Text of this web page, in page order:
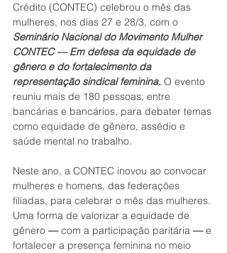
Crédito (CONTEC) celebrou o mês das
mulheres, nos dias 27 e 28/3, com o
Seminário Nacional do Movimento Mulher
CONTEC — Em defesa da equidade de
gênero e do fortalecimento da
representação sindical feminina. O evento
reuniu mais de 180 pessoas, entre
bancárias e bancários, para debater temas
como equidade de gênero, assédio e
saúde mental no trabalho.
Neste ano, a CONTEC inovou ao convocar
mulheres e homens, das federações
filiadas, para celebrar o mês das mulheres.
Uma forma de valorizar a equidade de
gênero — com a participação paritária — e
fortalecer a presença feminina no meio